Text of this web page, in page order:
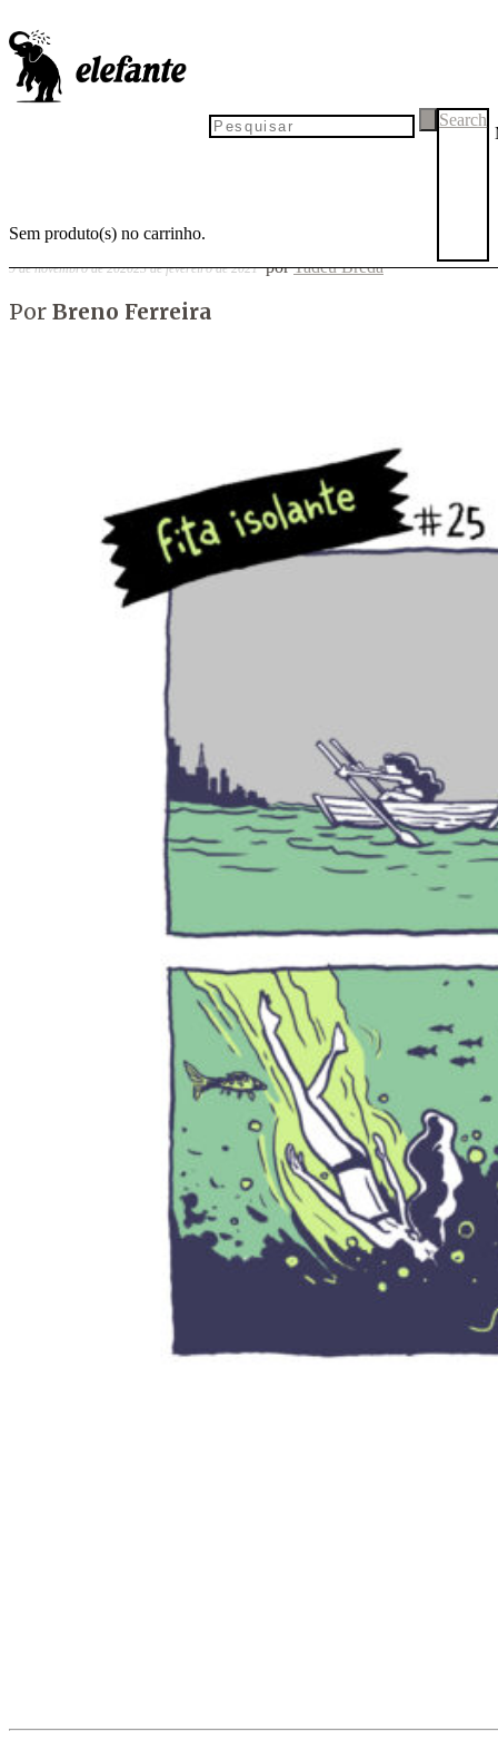
Sem produto(s) no carrinho.
Search
Fita isolante #25
9 de novembro de 202023 de fevereiro de 2021 porTadeu Breda
Por Breno Ferreira